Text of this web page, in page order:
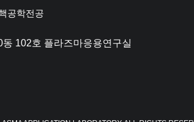
공학전공
102호 플라즈마응용연구실